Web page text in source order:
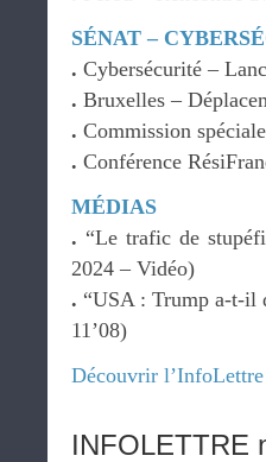
SÉNAT –
. Cybersécurité –
. Bruxelles –
. Commission
. Conférence
MÉDIAS
. “Le trafic de
2024 – Vidéo)
. “USA : Trump a-t-il
11’08)
Découvrir l’InfoLettre
INFOLETTRE